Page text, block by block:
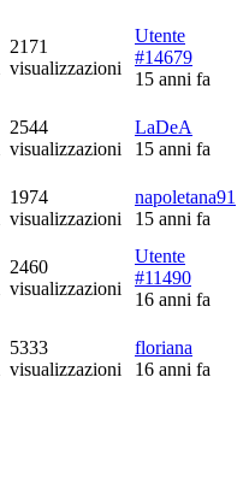
2171
visualizzazioni
Utente
#14679
15 anni fa
2544
visualizzazioni
LaDeA
15 anni fa
1974
visualizzazioni
napoletana91
15 anni fa
2460
visualizzazioni
Utente
#11490
16 anni fa
5333
visualizzazioni
floriana
16 anni fa